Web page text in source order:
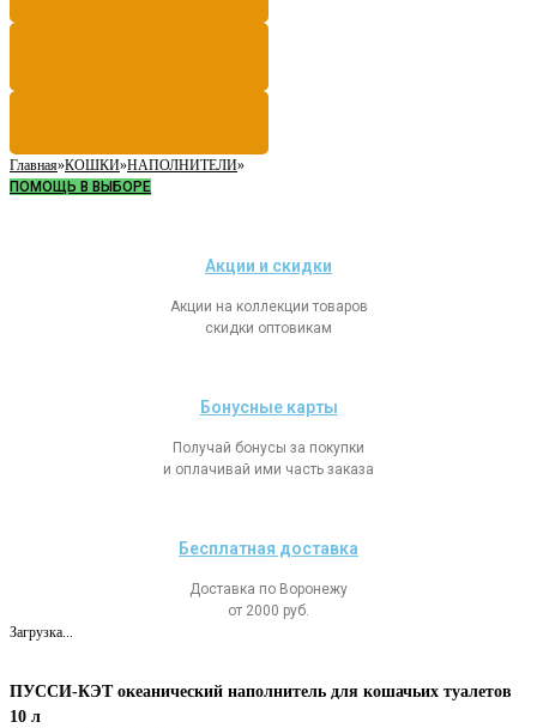
Главная»КОШКИ»НАПОЛНИТЕЛИ»
ПОМОЩЬ В ВЫБОРЕ
Акции и скидки
Акции на коллекции товаров
скидки оптовикам
Бонусные карты
Получай бонусы за покупки
и оплачивай ими часть заказа
Бесплатная доставка
Доставка по Воронежу
от 2000 руб.
Загрузка...
ПУССИ-КЭТ океанический наполнитель для кошачьих туалетов
10 л